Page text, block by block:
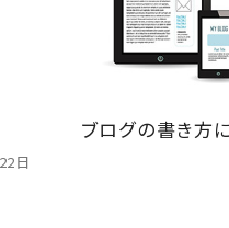
日
ブログの書き方